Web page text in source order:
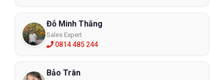
Đỗ Minh Thắng
Sales Expert
0814 485 244
Bảo Trân